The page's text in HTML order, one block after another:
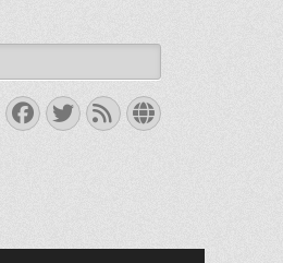
Facebook
Twitter
FeedWebsite